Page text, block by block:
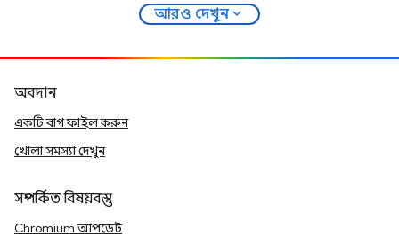
আরও দেখুনexpand_more
অবদান
একটি বাগ ফাইল করুন
খোলা সমস্যা দেখুন
সম্পর্কিত বিষয়বস্তু
Chromium আপডেট